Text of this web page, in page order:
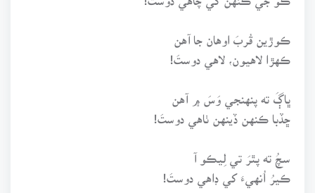
ڪوڙين قُربَ اوهان جا آهن
ڪهڙا لاهيون، لاهي دوستَ!
ڀاڳَ ته پنهنجي وَسَ ۾ آهن
ڇڏبا ڪنهن ڏينهن ٺاهي دوستَ!
سچُ ته پٿرَ تي لِيڪو آ
ڪيرُ اُنهيءَ کي ڊاهي دوستَ!